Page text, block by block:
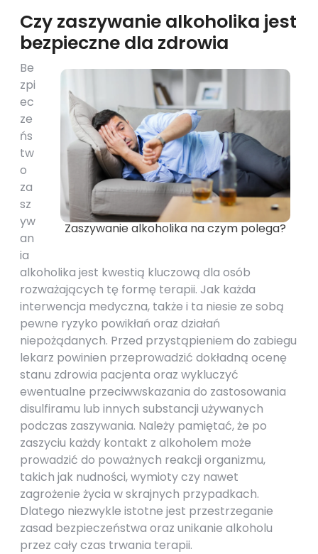
Czy zaszywanie alkoholika jest
bezpieczne dla zdrowia
Zaszywanie alkoholika na czym polega?
Be
zpi
ec
ze
ńs
tw
o
za
sz
yw
an
ia
alkoholika jest kwestią kluczową dla osób
rozważających tę formę terapii. Jak każda
interwencja medyczna, także i ta niesie ze sobą
pewne ryzyko powikłań oraz działań
niepożądanych. Przed przystąpieniem do zabiegu
lekarz powinien przeprowadzić dokładną ocenę
stanu zdrowia pacjenta oraz wykluczyć
ewentualne przeciwwskazania do zastosowania
disulfiramu lub innych substancji używanych
podczas zaszywania. Należy pamiętać, że po
zaszyciu każdy kontakt z alkoholem może
prowadzić do poważnych reakcji organizmu,
takich jak nudności, wymioty czy nawet
zagrożenie życia w skrajnych przypadkach.
Dlatego niezwykle istotne jest przestrzeganie
zasad bezpieczeństwa oraz unikanie alkoholu
przez cały czas trwania terapii.